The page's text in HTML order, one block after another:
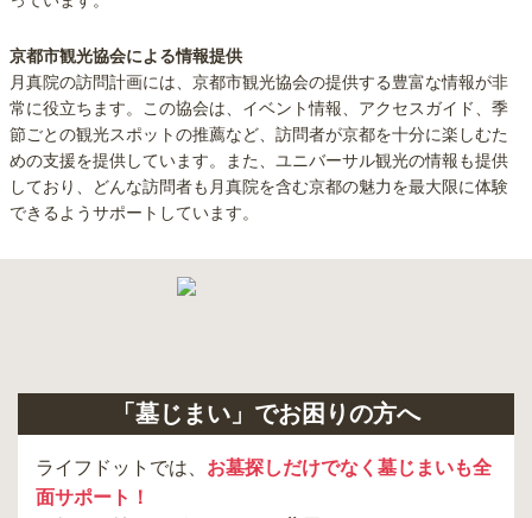
京都市観光協会による情報提供
月真院の訪問計画には、京都市観光協会の提供する豊富な情報が非
常に役立ちます。この協会は、イベント情報、アクセスガイド、季
節ごとの観光スポットの推薦など、訪問者が京都を十分に楽しむた
めの支援を提供しています。また、ユニバーサル観光の情報も提供
しており、どんな訪問者も月真院を含む京都の魅力を最大限に体験
できるようサポートしています。
「墓じまい」でお困りの方へ
ライフドットでは、 お墓探しだけでなく墓じまいも全
面サポート！